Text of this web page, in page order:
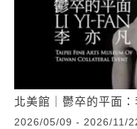
北美館｜鬱卒的平面
2026/05/09 - 2026/11/